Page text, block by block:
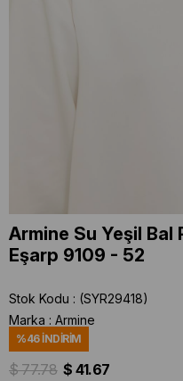
Armine Su Yeşil Bal
Eşarp 9109 - 52
Stok Kodu
(SYR29418)
Marka : Armine
%46İNDIRIM
$ 77.78 $ 41.67